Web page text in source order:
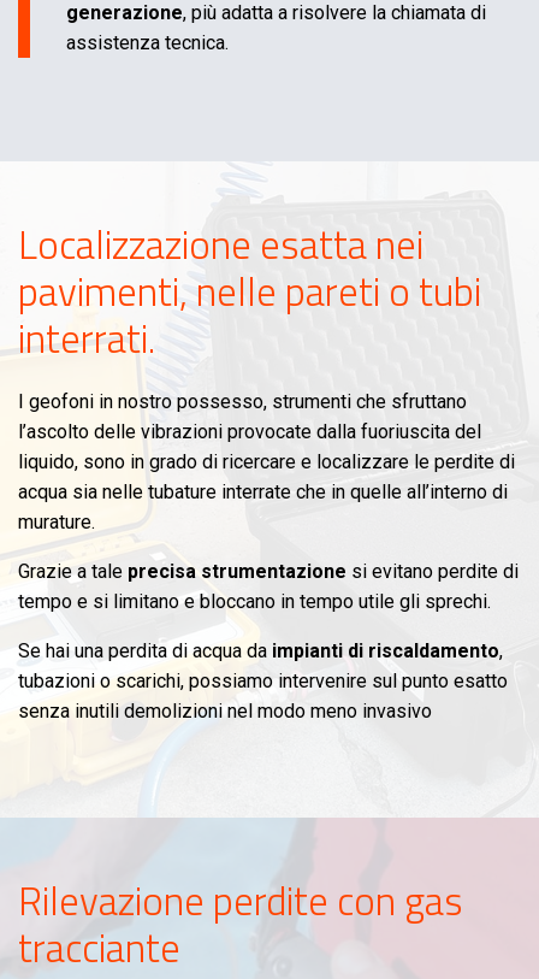
generazione, più adatta a risolvere la chiamata di
assistenza tecnica.
Localizzazione esatta nei
pavimenti, nelle pareti o tubi
interrati.
I geofoni in nostro possesso, strumenti che sfruttano
l’ascolto delle vibrazioni provocate dalla fuoriuscita del
liquido, sono in grado di ricercare e localizzare le perdite di
acqua sia nelle tubature interrate che in quelle all’interno di
murature.
Grazie a tale precisa strumentazione si evitano perdite di
tempo e si limitano e bloccano in tempo utile gli sprechi.
Se hai una perdita di acqua da impianti di riscaldamento,
tubazioni o scarichi, possiamo intervenire sul punto esatto
senza inutili demolizioni nel modo meno invasivo
Rilevazione perdite con gas
tracciante